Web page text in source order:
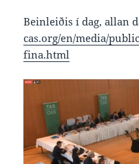
Beinleiðis í dag, allan
cas.org/en/media/
fina.html